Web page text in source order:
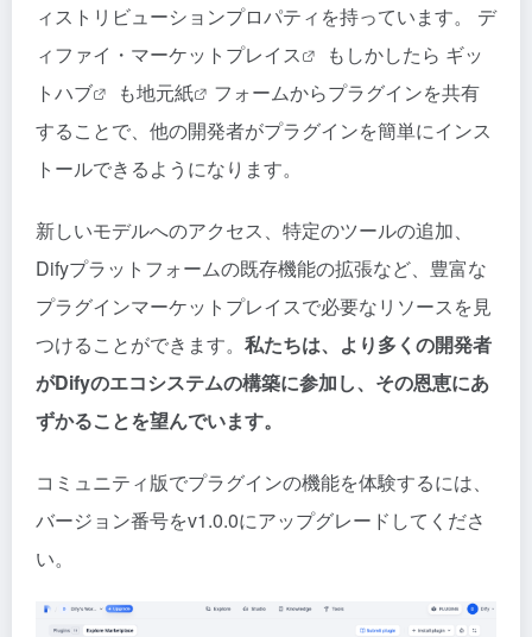
ィストリビューションプロパティを持っています。 デ
ィファイ・マーケットプレイス
もしかしたら ギッ
トハブ
も地元紙
フォームからプラグインを共有
することで、他の開発者がプラグインを簡単にインス
トールできるようになります。
新しいモデルへのアクセス、特定のツールの追加、
Difyプラットフォームの既存機能の拡張など、豊富な
プラグインマーケットプレイスで必要なリソースを見
つけることができます。 私たちは、より多くの開発者
がDifyのエコシステムの構築に参加し、その恩恵にあ
ずかることを望んでいます。
コミュニティ版でプラグインの機能を体験するには、
バージョン番号をv1.0.0にアップグレードしてくださ
い。